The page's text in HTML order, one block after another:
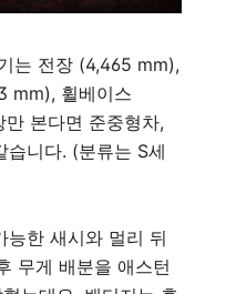
는 전장 (4,465 mm),
mm), 휠베이스
본다면 준중형차,
습니다. (분류는 S세
능한 새시와 멀리 뒤
무게 배분을 애스턴